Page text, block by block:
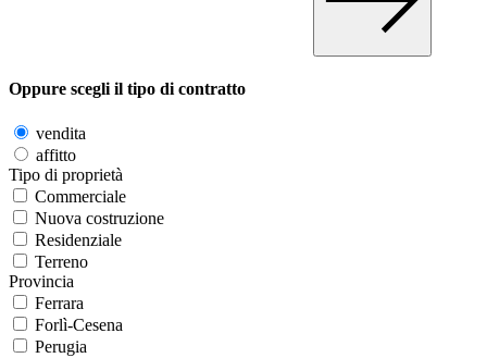
Oppure scegli il tipo di contratto
vendita
affitto
Tipo di proprietà
Commerciale
Nuova costruzione
Residenziale
Terreno
Provincia
Ferrara
Forlì-Cesena
Perugia